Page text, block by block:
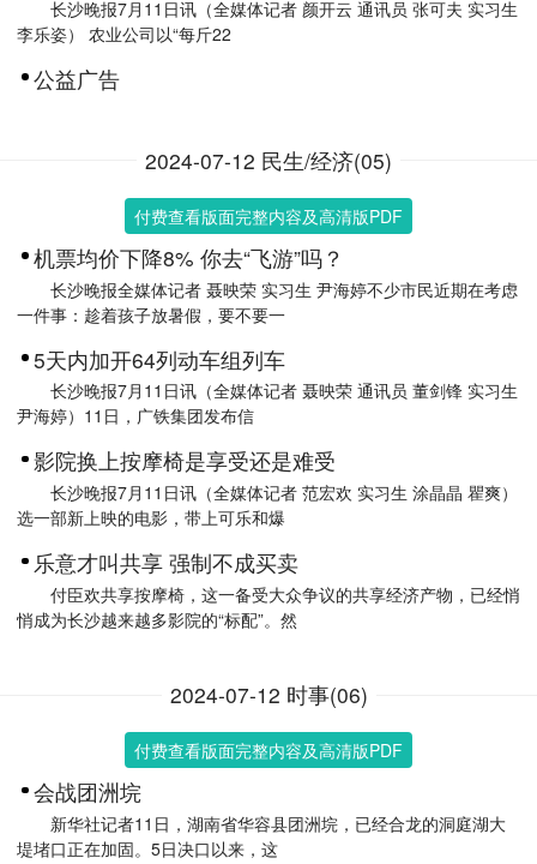
长沙晚报7月11日讯（全媒体记者 颜开云 通讯员 张可夫 实习生
李乐姿） 农业公司以“每斤22
公益广告
2024-07-12 民生/经济(05)
付费查看版面完整内容及高清版PDF
机票均价下降8% 你去“飞游”吗？
长沙晚报全媒体记者 聂映荣 实习生 尹海婷不少市民近期在考虑
一件事：趁着孩子放暑假，要不要一
5天内加开64列动车组列车
长沙晚报7月11日讯（全媒体记者 聂映荣 通讯员 董剑锋 实习生
尹海婷）11日，广铁集团发布信
影院换上按摩椅是享受还是难受
长沙晚报7月11日讯（全媒体记者 范宏欢 实习生 涂晶晶 瞿爽）
选一部新上映的电影，带上可乐和爆
乐意才叫共享 强制不成买卖
付臣欢共享按摩椅，这一备受大众争议的共享经济产物，已经悄
悄成为长沙越来越多影院的“标配”。然
2024-07-12 时事(06)
付费查看版面完整内容及高清版PDF
会战团洲垸
新华社记者11日，湖南省华容县团洲垸，已经合龙的洞庭湖大
堤堵口正在加固。5日决口以来，这